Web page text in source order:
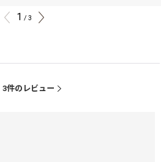
1 / 3
3件のレビュー